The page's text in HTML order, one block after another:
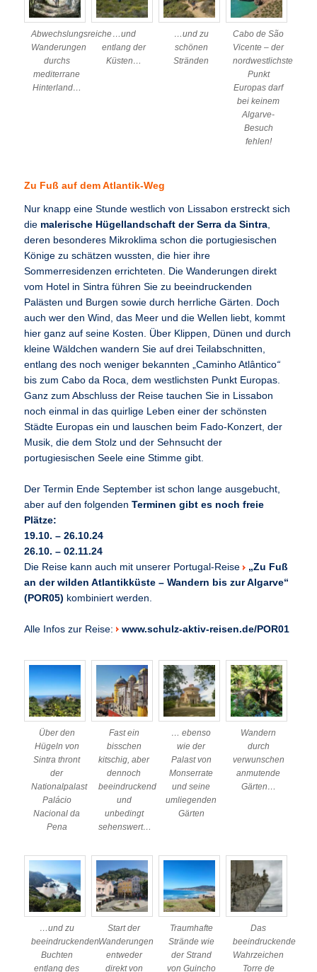
Abwechslungsreiche
Wanderungen
durchs
mediterrane
Hinterland…
…und
entlang der
Küsten…
…und zu
schönen
Stränden
Cabo de São
Vicente – der
nordwestlichste
Punkt
Europas darf
bei keinem
Algarve-
Besuch
fehlen!
Zu Fuß auf dem Atlantik-Weg
Nur knapp eine Stunde westlich von Lissabon erstreckt sich
die malerische Hügellandschaft der Serra da Sintra
deren besonderes Mikroklima schon die portugiesischen
Könige zu schätzen wussten, die hier ihre
Sommerresidenzen errichteten. Die Wanderungen direkt
vom Hotel in Sintra führen Sie zu beeindruckenden
Palästen und Burgen sowie durch herrliche Gärten. Doch
auch wer den Wind, das Meer und die Wellen liebt, kommt
hier ganz auf seine Kosten. Über Klippen, Dünen und durch
kleine Wäldchen wandern Sie auf drei Teilabschnitten,
entlang des noch weniger bekannten „Caminho Atlântico“
bis zum Cabo da Roca, dem westlichsten Punkt Europas.
Ganz zum Abschluss der Reise tauchen Sie in Lissabon
noch einmal in das quirlige Leben einer der schönsten
Städte Europas ein und lauschen beim Fado-Konzert, der
Musik, die dem Stolz und der Sehnsucht der
portugiesischen Seele eine Stimme gibt.
Der Termin Ende September ist schon lange ausgebucht,
aber auf den folgendenTerminen gibt es noch freie
Plätze:
19.10. – 26.10.24
26.10. – 02.11.24
Die Reise kann auch mit unserer Portugal-Reise „Zu Fuß
an der wilden Atlantikküste – Wandern bis zur Algarve“
(POR05) kombiniert werden.
Alle Infos zur Reise: www.schulz-aktiv-reisen.de/POR01
Über den
Hügeln von
Sintra thront
der
Nationalpalast
Palácio
Nacional da
Pena
Fast ein
bisschen
kitschig, aber
dennoch
beeindruckend
und
unbedingt
sehenswert…
… ebenso
wie der
Palast von
Monserrate
und seine
umliegenden
Gärten
Wandern
durch
verwunschen
anmutende
Gärten…
…und zu
beeindruckenden
Buchten
entlang des
Start der
Wanderungen
entweder
direkt von
Traumhafte
Strände wie
der Strand
von Guincho
Das
beeindruckende
Wahrzeichen
Torre de